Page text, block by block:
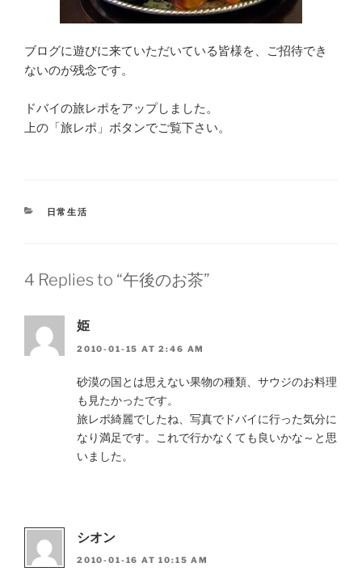
ブログに遊びに来ていただいている皆様を、ご招待でき
ないのが残念です。
ドバイの旅レポをアップしました。
上の「旅レポ」ボタンでご覧下さい。
CATEGORIES
日常生活
4 Replies to “午後のお茶”
姫
2010-01-15 AT 2:46 AM
砂漠の国とは思えない果物の種類、サウジのお料理
も見たかったです。
旅レポ綺麗でしたね、写真でドバイに行った気分に
なり満足です。これで行かなくても良いかな～と思
いました。
シオン
2010-01-16 AT 10:15 AM